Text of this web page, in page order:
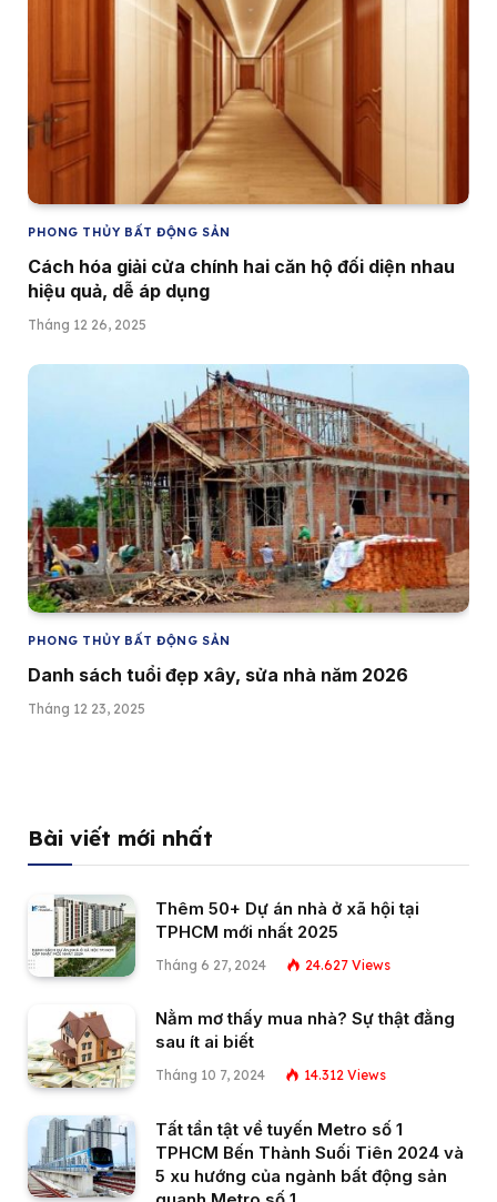
PHONG THỦY BẤT ĐỘNG SẢN
Cách hóa giải cửa chính hai căn hộ đối diện nhau
hiệu quả, dễ áp dụng
Tháng 12 26, 2025
PHONG THỦY BẤT ĐỘNG SẢN
Danh sách tuổi đẹp xây, sửa nhà năm 2026
Tháng 12 23, 2025
Bài viết mới nhất
Thêm 50+ Dự án nhà ở xã hội tại
TPHCM mới nhất 2025
Tháng 6 27, 2024 24.627 Views
Nằm mơ thấy mua nhà? Sự thật đằng
sau ít ai biết
Tháng 10 7, 2024 14.312 Views
Tất tần tật về tuyến Metro số 1
TPHCM Bến Thành Suối Tiên 2024 và
5 xu hướng của ngành bất động sản